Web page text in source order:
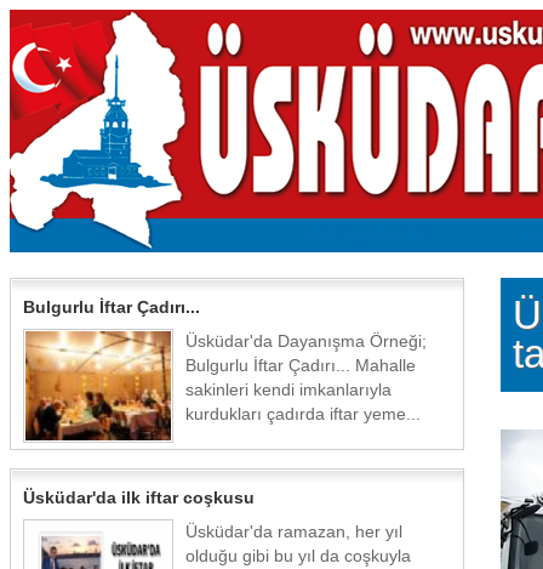
Bulgurlu İftar Çadırı...
Üsküdar'da Dayanışma Örneği;
Bulgurlu İftar Çadırı... Mahalle
sakinleri kendi imkanlarıyla
kurdukları çadırda iftar yeme...
Üsküdar'da ilk iftar coşkusu
Üsküdar'da ramazan, her yıl
olduğu gibi bu yıl da coşkuyla